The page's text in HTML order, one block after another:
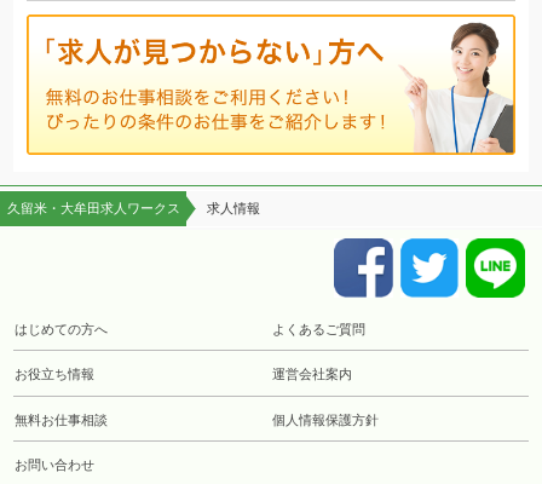
久留米・大牟田求人ワークス 求人情報
はじめての方へ よくあるご質問
お役立ち情報 運営会社案内
無料お仕事相談 個人情報保護方針
お問い合わせ